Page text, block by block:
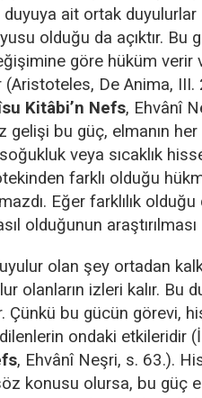
ait ortak duyulurlar
olduğu da açıktır. Bu
göre hüküm verir
(Aristoteles, De Anima,
Kitâbi’n Nefs, Ehvânî
gelişi bu güç, elmanın
veya sıcaklık
farklı olduğu
Eğer farklılık
olduğunun
olan şey ortadan
olanların izleri kalır. Bu
Çünkü bu gücün görevi,
ondaki etkileridir
, Ehvânî Neşri, s. 63.).
konusu olursa, bu güç